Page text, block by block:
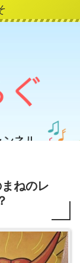
ねのレ